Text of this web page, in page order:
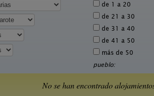
de 1 a 20
de 21 a 30
de 31 a 40
de 41 a 50
más de 50
pueblo:
No se han encontrado